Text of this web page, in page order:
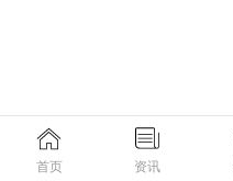
首页 资讯